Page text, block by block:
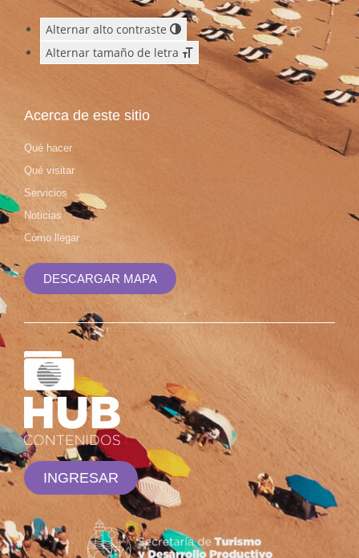
Alternar alto contraste
Alternar tamaño de letra
Acerca de este sitio
Qué hacer
Qué visitar
Servicios
Noticias
Cómo llegar
DESCARGAR MAPA
INGRESAR